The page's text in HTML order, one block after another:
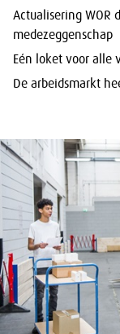
Actualisering WOR
medezeggenschap
Eén loket voor alle
De arbeidsmarkt